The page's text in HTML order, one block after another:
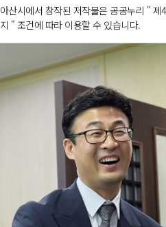
아산시에서 창작된 저작물은 공공누리 "
지 " 조건에 따라 이용할 수 있습니다.